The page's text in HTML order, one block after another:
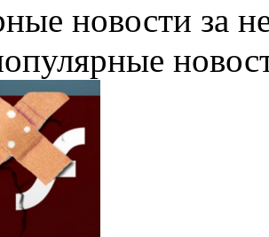
новости за